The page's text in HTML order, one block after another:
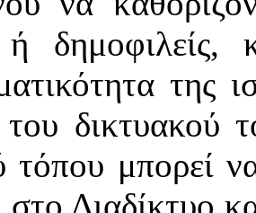
ή
της
του δικτυακού
τόπου μπορεί